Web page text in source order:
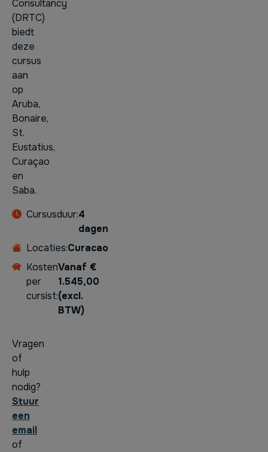
Consultancy
(DRTC)
biedt
deze
cursus
aan
op
Aruba,
Bonaire,
St.
Eustatius,
Curaçao
en
Saba.
Cursusduur:4
dagen
Locaties:Curacao
Kosten
per
cursist:
Vanaf €
1.545,00
(excl.
BTW)
Vragen
of
hulp
nodig?
Stuur
een
email
of